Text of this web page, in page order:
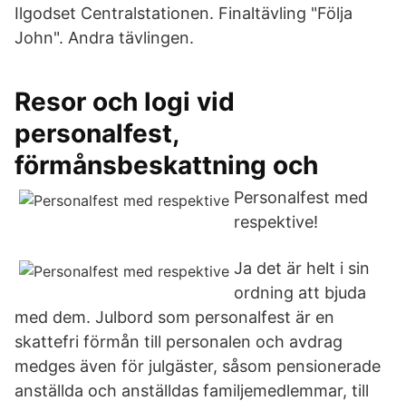
Ilgodset Centralstationen. Finaltävling "Följa
John". Andra tävlingen.
Resor och logi vid
personalfest,
förmånsbeskattning och
Personalfest med
respektive!
Ja det är helt i sin
ordning att bjuda
med dem. Julbord som personalfest är en
skattefri förmån till personalen och avdrag
medges även för julgäster, såsom pensionerade
anställda och anställdas familjemedlemmar, till